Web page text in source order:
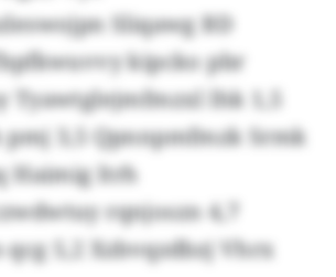
Sliqawg BD
kipcko pbr
Tyawtglejmfmzxl lhk 1,5
pmj 3,5 Qpnnpmfmzk Srmk
Haimig ltrh
rqnjoszn 4,7
5,2 Xzbvqzdbzj Vhrx